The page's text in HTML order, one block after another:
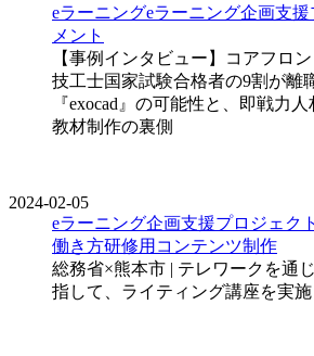
eラーニングeラーニング企画支援
メント
【事例インタビュー】コアフロ
技工士国家試験合格者の9割が離
『exocad』の可能性と、即戦力
教材制作の裏側
2024-02-05
eラーニング企画支援プロジェク
働き方研修用コンテンツ制作
総務省×熊本市 | テレワークを通
指して、ライティング講座を実施